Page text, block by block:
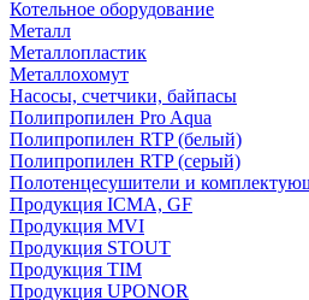
Котельное оборудование
Металл
Металлопластик
Металлохомут
Насосы, счетчики, байпасы
Полипропилен Pro Aqua
Полипропилен RTP (белый)
Полипропилен RTP (серый)
Полотенцесушители и
Продукция ICMA, GF
Продукция MVI
Продукция STOUT
Продукция TIM
Продукция UPONOR